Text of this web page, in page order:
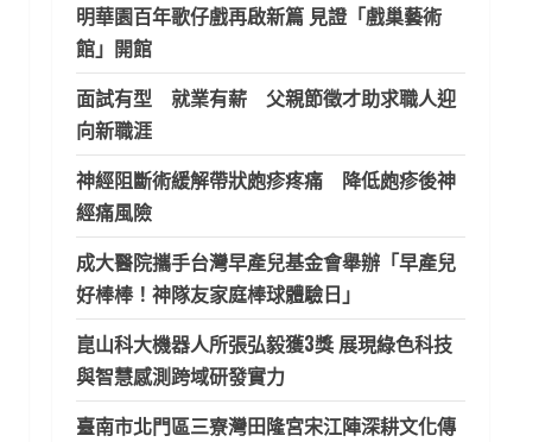
明華園百年歌仔戲再啟新篇 見證「戲巢藝術
館」開館
面試有型 就業有薪 父親節徵才助求職人迎
向新職涯
神經阻斷術緩解帶狀皰疹疼痛 降低皰疹後神
經痛風險
成大醫院攜手台灣早產兒基金會舉辦「早產兒
好棒棒！神隊友家庭棒球體驗日」
崑山科大機器人所張弘毅獲3獎 展現綠色科技
與智慧感測跨域研發實力
臺南市北門區三寮灣田隆宮宋江陣深耕文化傳